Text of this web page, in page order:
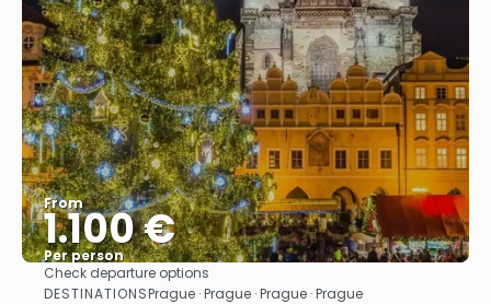
From
1.100 €
Per person
Check departure options
DESTINATIONSPrague · Prague · Prague · Prague